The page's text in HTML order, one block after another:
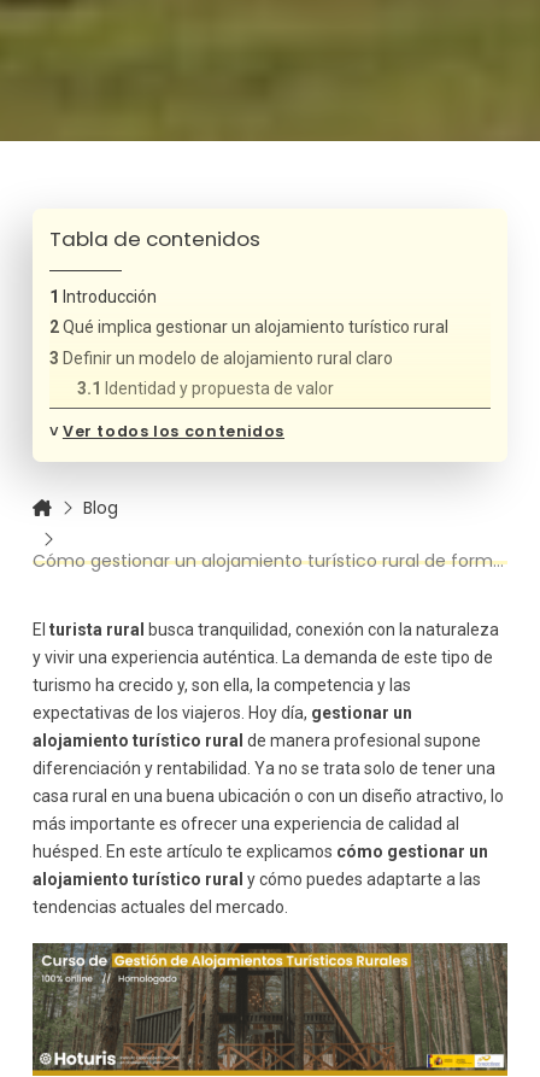
Tabla de contenidos
Introducción
Qué implica gestionar un alojamiento turístico rural
Definir un modelo de alojamiento rural claro
Identidad y propuesta de valor
Fiscalidad y obligaciones administrativas
Limpieza y mantenimiento como prioridad
Atención al cliente y experiencia del huésped
El trato cercano como valor diferencial
Gestión de la experiencia completa
Comercialización y visibilidad online
Presencia digital profesional
Plataformas de reserva y canales de venta
Marketing rural y comunicación
Contenidos que conecten con el huésped
Reputación online
Gestión económica y control de la rentabilidad
Control de ingresos y gastos
Política de precios
Sostenibilidad como eje de la gestión rural
Prácticas sostenibles en el alojamiento
Comunicación de la sostenibilidad
˅Ver todos los contenidos
Blog
Cómo gestionar un alojamiento turístico rural de forma profesional
El turista rural
busca tranquilidad, conexión con la naturaleza
y vivir una experiencia auténtica. La demanda de este tipo de
turismo ha crecido y, son ella, la competencia y las
expectativas de los viajeros. Hoy día, gestionar un
alojamiento turístico rural de manera profesional supone
diferenciación y rentabilidad. Ya no se trata solo de tener una
casa rural en una buena ubicación o con un diseño atractivo, lo
más importante es ofrecer una experiencia de calidad al
huésped. En este artículo te explicamos cómo gestionar un
alojamiento turístico rural y cómo puedes adaptarte a las
tendencias actuales del mercado.